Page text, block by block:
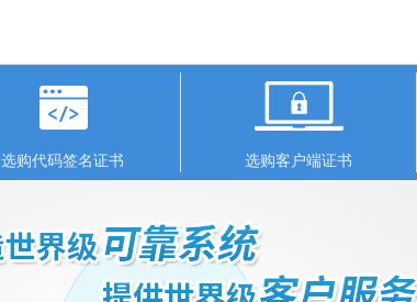
选购代码签名证书 选购客户端证书